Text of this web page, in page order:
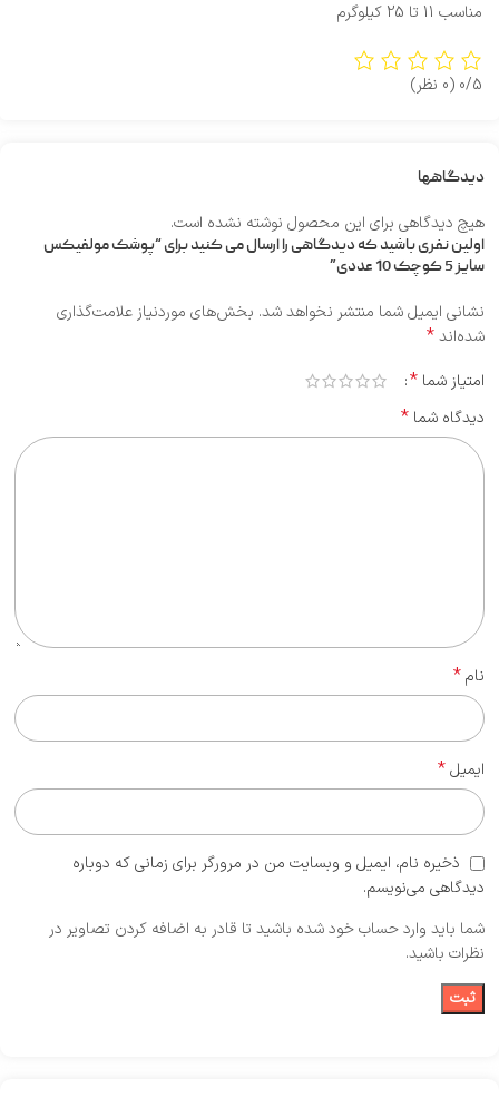
مناسب 11 تا 25 کیلوگرم
0/5 (0 نظر)
دیدگاهها
هیچ دیدگاهی برای این محصول نوشته نشده است.
اولین نفری باشید که دیدگاهی را ارسال می کنید برای “پوشک مولفیکس
سایز 5 کوچک 10 عددی”
نشانی ایمیل شما منتشر نخواهد شد. بخش‌های موردنیاز علامت‌گذاری
شده‌اند*
امتیاز شما *
دیدگاه شما *
نام*
ایمیل*
ذخیره نام، ایمیل و وبسایت من در مرورگر برای زمانی که دوباره
دیدگاهی می‌نویسم.
شما باید وارد حساب خود شده باشید تا قادر به اضافه کردن تصاویر در
نظرات باشید.